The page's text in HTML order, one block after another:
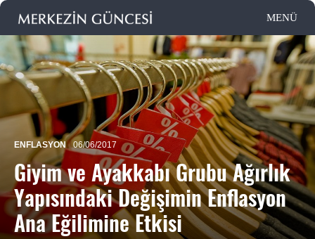
ENFLASYON 06/06/2017
Giyim ve Ayakkabı Grubu Ağırlık
Yapısındaki Değişimin Enflasyon
Ana Eğilimine Etkisi